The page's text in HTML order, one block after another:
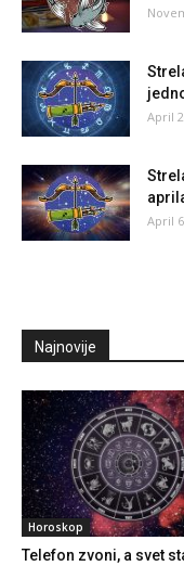
April
April
Najnovije
Horoskop
Telefon zvoni, a svet